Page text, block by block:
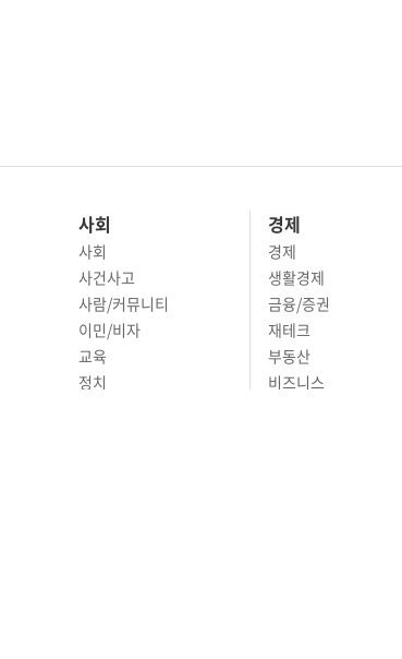
사회
사회
사건사고
사람/커뮤니티
이민/비자
경제
경제
생활경제
금융/증권
재테크